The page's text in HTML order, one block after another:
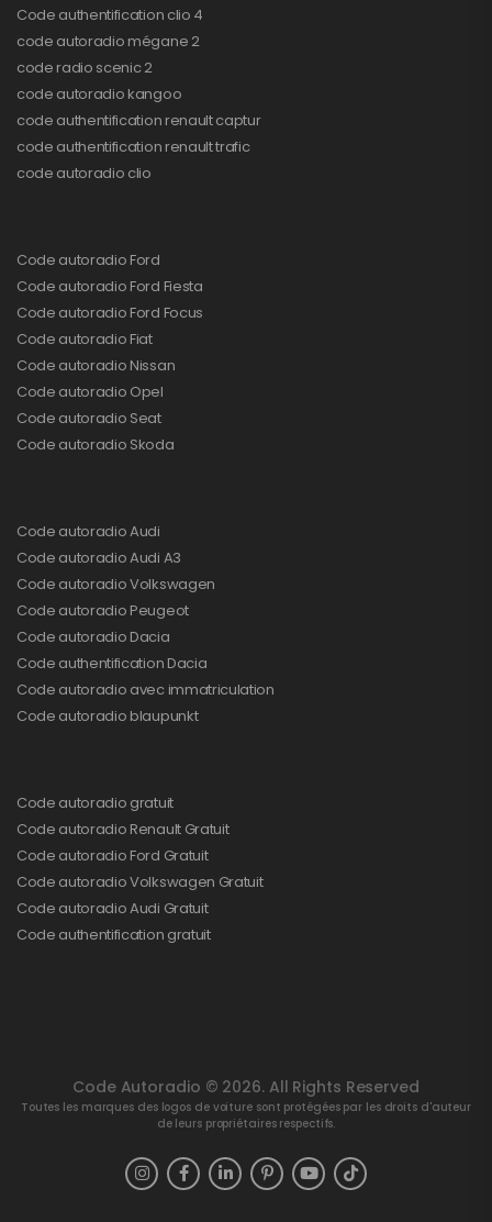
Code authentification clio 4
code autoradio mégane 2
code radio scenic 2
code autoradio kangoo
code authentification renault captur
code authentification renault trafic
code autoradio clio
Code autoradio Ford
Code autoradio Ford Fiesta
Code autoradio Ford Focus
Code autoradio Fiat
Code autoradio Nissan
Code autoradio Opel
Code autoradio Seat
Code autoradio Skoda
Code autoradio Audi
Code autoradio Audi A3
Code autoradio Volkswagen
Code autoradio Peugeot
Code autoradio Dacia
Code authentification Dacia
Code autoradio avec immatriculation
Code autoradio blaupunkt
Code autoradio gratuit
Code autoradio Renault Gratuit
Code autoradio Ford Gratuit
Code autoradio Volkswagen Gratuit
Code autoradio Audi Gratuit
Code authentification gratuit
Code Autoradio © 2026. All Rights Reserved
Toutes les marques des logos de voiture sont protégées par les droits d'auteur
de leurs propriétaires respectifs.